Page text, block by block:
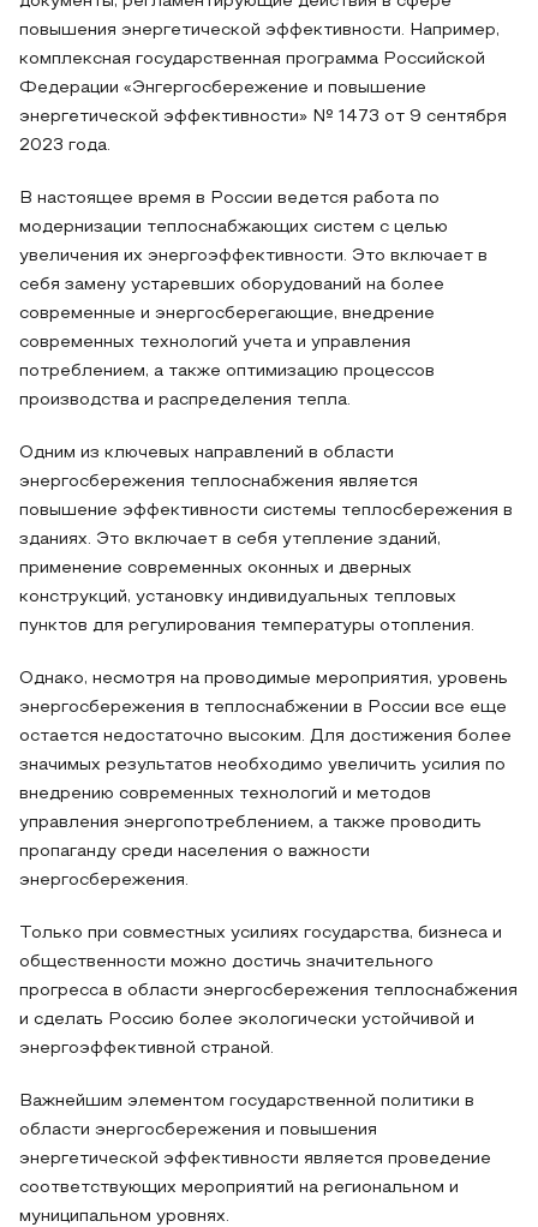
повышения энергетической эффективности. Например,
комплексная государственная программа Российской
Федерации «Энгергосбережение и повышение
энергетической эффективности» № 1473 от 9 сентября
2023 года.
В настоящее время в России ведется работа по
модернизации теплоснабжающих систем с целью
увеличения их энергоэффективности. Это включает в
себя замену устаревших оборудований на более
современные и энергосберегающие, внедрение
современных технологий учета и управления
потреблением, а также оптимизацию процессов
производства и распределения тепла.
Одним из ключевых направлений в области
энергосбережения теплоснабжения является
повышение эффективности системы теплосбережения в
зданиях. Это включает в себя утепление зданий,
применение современных оконных и дверных
конструкций, установку индивидуальных тепловых
пунктов для регулирования температуры отопления.
Однако, несмотря на проводимые мероприятия, уровень
энергосбережения в теплоснабжении в России все еще
остается недостаточно высоким. Для достижения более
значимых результатов необходимо увеличить усилия по
внедрению современных технологий и методов
управления энергопотреблением, а также проводить
пропаганду среди населения о важности
энергосбережения.
Только при совместных усилиях государства, бизнеса и
общественности можно достичь значительного
прогресса в области энергосбережения теплоснабжения
и сделать Россию более экологически устойчивой и
энергоэффективной страной.
Важнейшим элементом государственной политики в
области энергосбережения и повышения
энергетической эффективности является проведение
соответствующих мероприятий на региональном и
муниципальном уровнях.